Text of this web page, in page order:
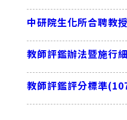
中研院生化所合聘教
教師評鑑辦法暨施行
教師評鑑評分標準